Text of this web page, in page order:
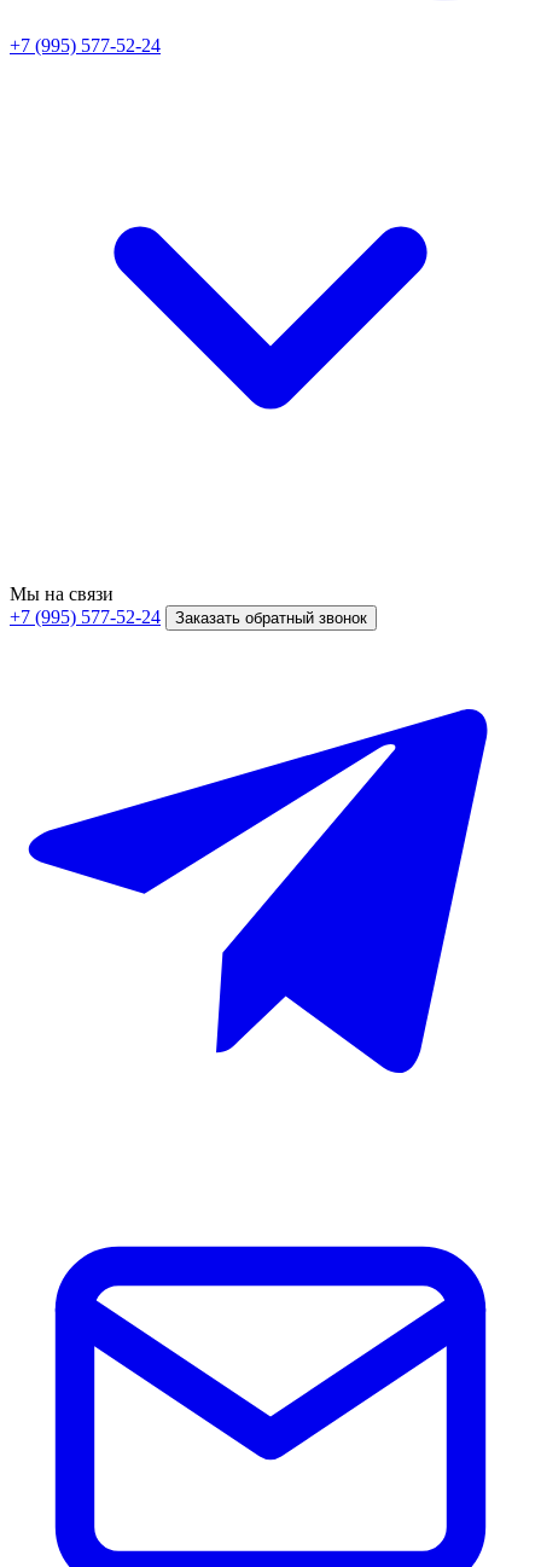
+7 (995) 577-52-24
Мы на связи
+7 (995) 577-52-24
Заказать обратный звонок